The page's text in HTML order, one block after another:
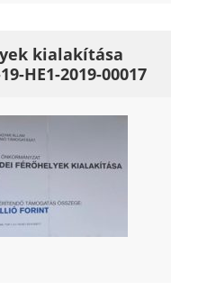
kialakítása
HE1-2019-00017